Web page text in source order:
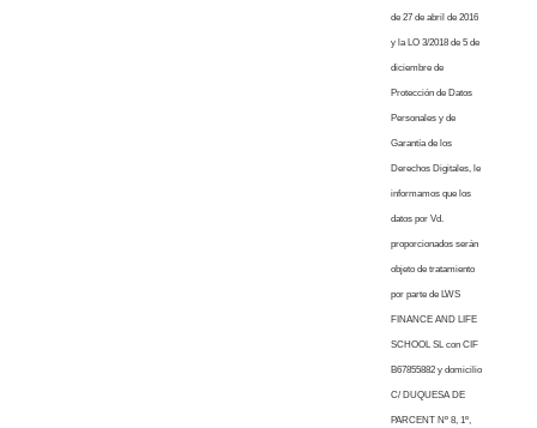
de 27 de abril de 2016
y la LO 3/2018 de 5 de
diciembre de
Protección de Datos
Personales y de
Garantía de los
Derechos Digitales, le
informamos que los
datos por Vd.
proporcionados serán
objeto de tratamiento
por parte de LWS
FINANCE AND LIFE
SCHOOL SL con CIF
B67855882 y domicilio
C/ DUQUESA DE
PARCENT Nº 8, 1º,